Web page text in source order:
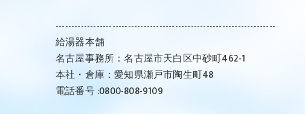
----------------------------------------------------------------------
給湯器本舗
名古屋事務所：名古屋市天白区中砂町462-1
本社・倉庫：愛知県瀬戸市陶生町48
電話番号 :0800-808-9109